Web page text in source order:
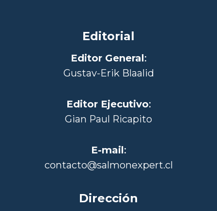
Editorial
Editor General:
Gustav-Erik Blaalid
Editor Ejecutivo:
Gian Paul Ricapito
E-mail:
contacto@salmonexpert.cl
Dirección